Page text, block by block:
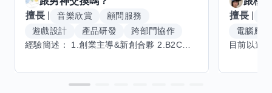
擅長
音樂欣賞
顧問服務
遊戲設計
產品研發
跨部門協作
擅長
電腦應